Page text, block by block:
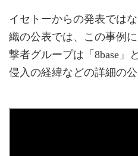
イセトーからの発表では
織の公表では、この事例
撃者グループは「8base」
侵入の経緯などの詳細の公